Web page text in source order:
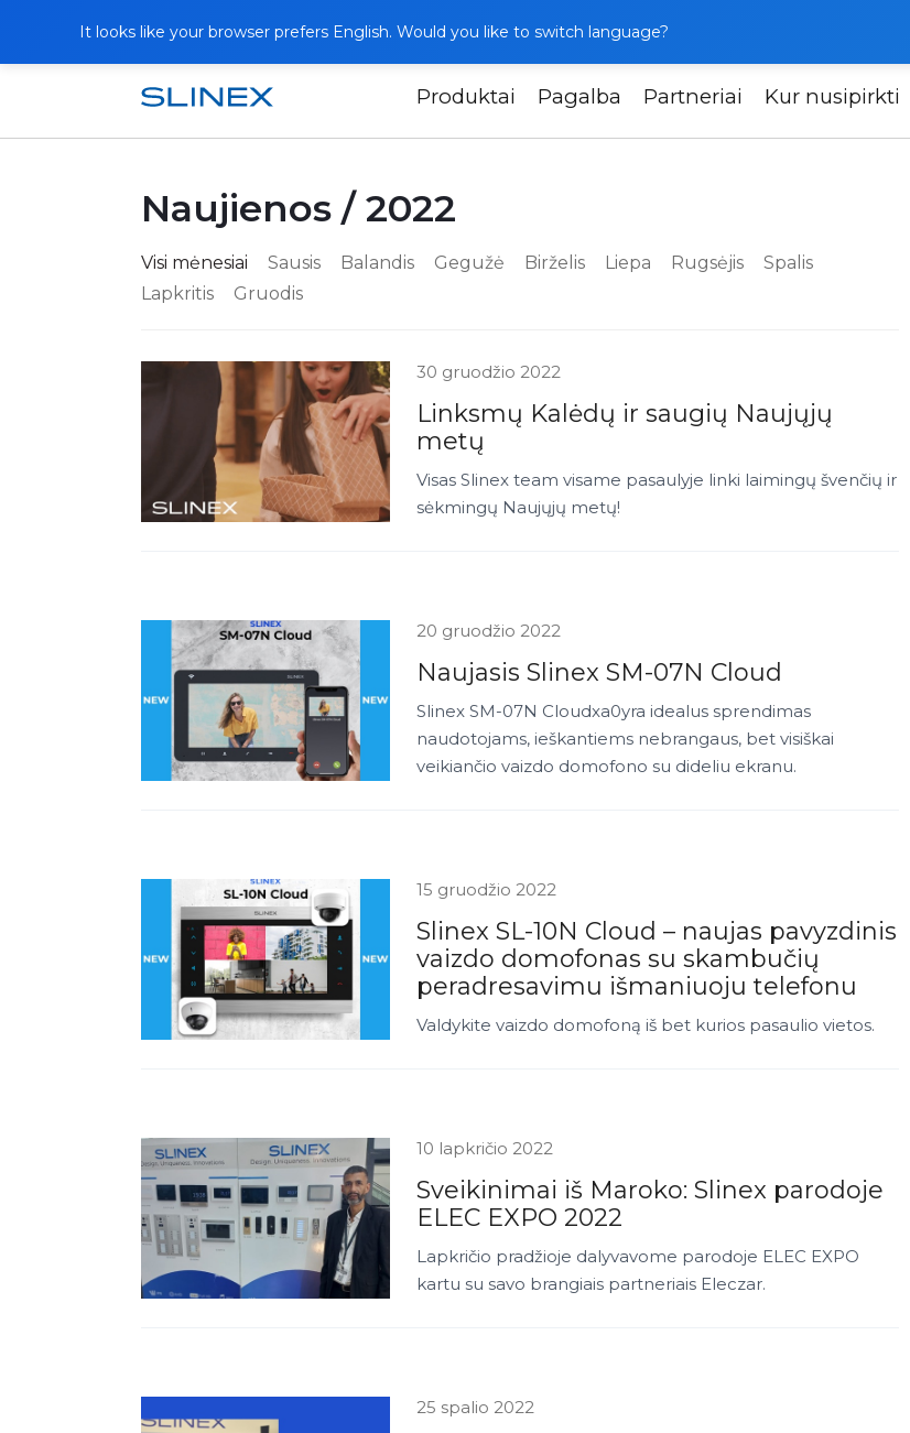
It looks like your browser prefers English. Would you like to switch language?
Produktai Pagalba Partneriai Kur nusipirkti
Pagrindinis Naujienos
Naujienos / 2022
Visi mėnesiai Sausis Balandis Gegužė Birželis Liepa Rugsėjis
Spalis
Lapkritis
Gruodis
30 gruodžio 2022
Linksmų Kalėdų ir saugių Naujųjų
metų
Visas Slinex team visame pasaulyje linki laimingų švenčių ir
sėkmingų Naujųjų metų!
20 gruodžio 2022
Naujasis Slinex SM-07N Cloud
Slinex SM-07N Cloudxa0yra idealus sprendimas
naudotojams, ieškantiems nebrangaus, bet visiškai
veikiančio vaizdo domofono su dideliu ekranu.
15 gruodžio 2022
Slinex SL-10N Cloud – naujas pavyzdinis
vaizdo domofonas su skambučių
peradresavimu išmaniuoju telefonu
Valdykite vaizdo domofoną iš bet kurios pasaulio vietos.
10 lapkričio 2022
Sveikinimai iš Maroko: Slinex parodoje
ELEC EXPO 2022
Lapkričio pradžioje dalyvavome parodoje ELEC EXPO
kartu su savo brangiais partneriais Eleczar.
25 spalio 2022